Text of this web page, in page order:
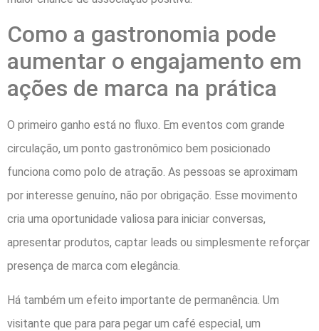
Como a gastronomia pode
aumentar o engajamento em
ações de marca na prática
O primeiro ganho está no fluxo. Em eventos com grande
circulação, um ponto gastronômico bem posicionado
funciona como polo de atração. As pessoas se aproximam
por interesse genuíno, não por obrigação. Esse movimento
cria uma oportunidade valiosa para iniciar conversas,
apresentar produtos, captar leads ou simplesmente reforçar
presença de marca com elegância.
Há também um efeito importante de permanência. Um
visitante que para para pegar um café especial, um